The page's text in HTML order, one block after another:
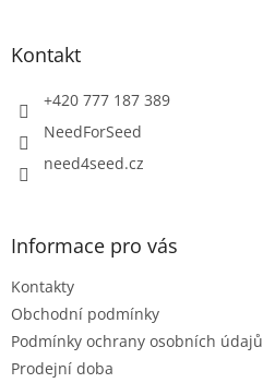
Kontakt
+420 777 187 389
NeedForSeed
need4seed.cz
Informace pro vás
Kontakty
Obchodní podmínky
Podmínky ochrany osobních údajů
Prodejní doba